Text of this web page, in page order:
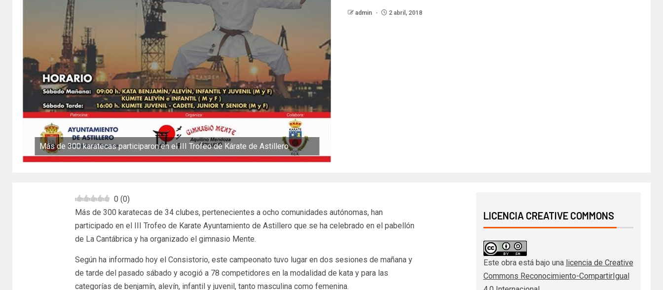
Más de 300 karatecas participaron en el III Trofeo de Kárate de Astillero
admin 2 abril, 2018
0 (0)
Más de 300 karatecas de 34 clubes, pertenecientes a ocho comunidades autónomas, han
participado en el III Trofeo de Karate Ayuntamiento de Astillero que se ha celebrado en el pabellón
de La Cantábrica y ha organizado el gimnasio Mente.
Según ha informado hoy el Consistorio, este campeonato tuvo lugar en dos sesiones de mañana y
de tarde del pasado sábado y acogió a 78 competidores en la modalidad de kata y para las
categorías de benjamín, alevín, infantil y juvenil, tanto masculina como femenina.
LICENCIA CREATIVE COMMONS
Este obra está bajo una licencia de Creative
Commons Reconocimiento-CompartirIgual